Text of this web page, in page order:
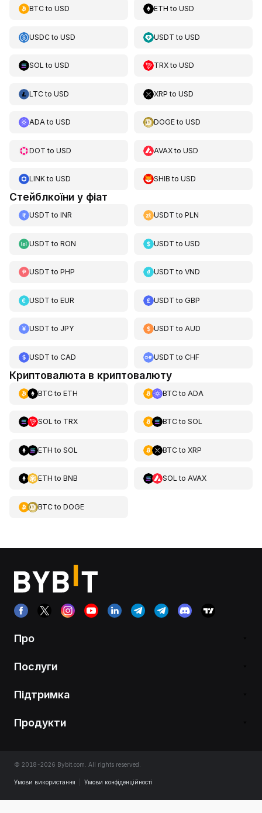
BTCto USD ETH toUSD
USDCto USD USDT toUSD
SOL to USD TRXtoUSD
LTCto USD XRP toUSD
ADAto USD DOGEtoUSD
DOT to USD AVAXtoUSD
LINKto USD SHIB toUSD
Стейблкоїни у фіат
USDT to INR USDT toPLN
USDT to RON USDT toUSD
USDT to PHP USDT toVND
USDT to EUR USDT toGBP
USDT to JPY USDT toAUD
USDT to CAD USDT toCHF
Криптовалюта в криптовалюту
BTCto ETH BTCto ADA
SOL to TRX BTCto SOL
ETH to SOL BTCto XRP
ETH to BNB SOL to AVAX
BTCto DOGE
Про
Послуги
Підтримка
Продукти
© 2018-2026 Bybit.com. All rights reserved.
Умови використання Умови конфіденційності